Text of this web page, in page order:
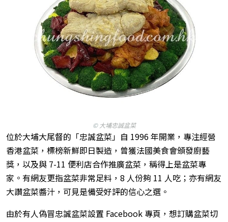
© 大埔忠誠盆菜
位於大埔大尾督的「忠誠盆菜」自 1996 年開業，專注經營
香港盆菜，標榜新鮮即日製造，曾獲法國美食會頒發廚藝
獎，以及與 7-11 便利店合作推廣盆菜，稱得上是盆菜專
家。有網友更指盆菜非常足料，8 人份夠 11 人吃；亦有網友
大讚盆菜醬汁，可見是備受好評的信心之選。
由於有人偽冒忠誠盆菜設置 Facebook 專頁，想訂購盆菜切